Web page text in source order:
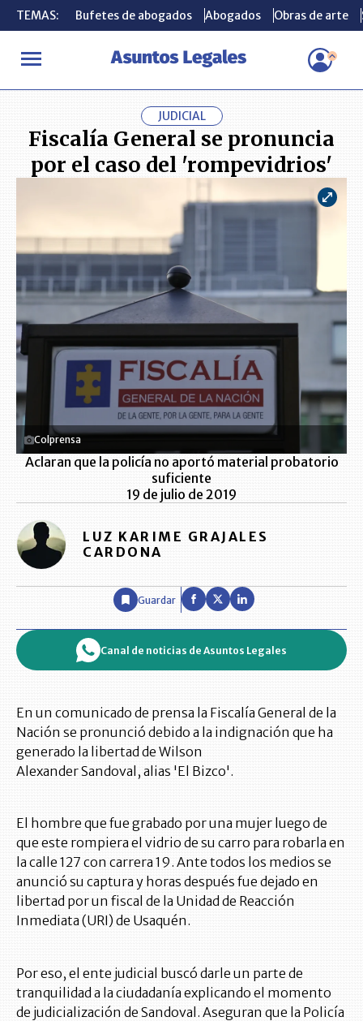
TEMAS: Bufetes de abogados Abogados Obras de arte
INICIO ACTUALIDAD Fiscalía General se pronuncia por el caso
TEMAS: Bufetes de abogados Abogados Obras de arte
JUDICIAL
Fiscalía General se pronuncia
por el caso del 'rompevidrios'
Colprensa
Aclaran que la policía no aportó material probatorio
suficiente
19 de julio de 2019
LUZ KARIME GRAJALES
CARDONA
Guardar
Canal de noticias de Asuntos Legales
En un comunicado de prensa la Fiscalía General de la
Nación se pronunció debido a la indignación que ha
generado la libertad de Wilson
Alexander Sandoval, alias 'El Bizco'.
El hombre que fue grabado por una mujer luego de
que este rompiera el vidrio de su carro para robarla en
la calle 127 con carrera 19. Ante todos los medios se
anunció su captura y horas después fue dejado en
libertad por un fiscal de la Unidad de Reacción
Inmediata (URI) de Usaquén.
Por eso, el ente judicial buscó darle un parte de
tranquilidad a la ciudadanía explicando el momento
de judicialización de Sandoval. Aseguran que la Policía